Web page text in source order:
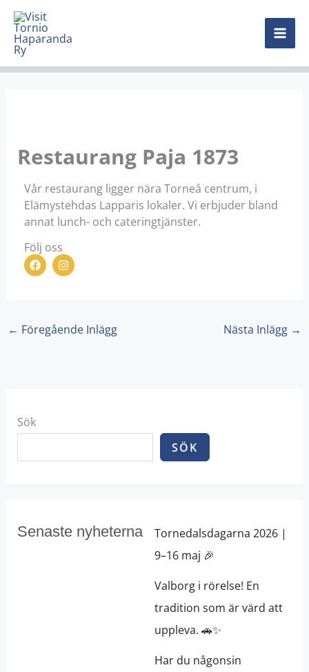
Hoppa
innehåll
Restaurang Paja 1873
Vår restaurang ligger nära Torneå centrum, i
Elämystehdas Lapparis lokaler. Vi erbjuder bland
annat lunch- och cateringtjänster.
Följ oss
F
a
c
o
k
I
n
s
r
a
← Föregående Inlägg Nästa Inlägg →
Sök
SÖK
Senaste nyheterna
Tornedalsdagarna 2026 |
9–16 maj 🎉
Valborg i rörelse! En
tradition som är värd att
uppleva. 🚗✨
Har du någonsin